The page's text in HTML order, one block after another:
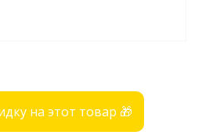
на этот товар 🎁